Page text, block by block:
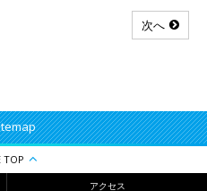
次へ
TOP
アクセス